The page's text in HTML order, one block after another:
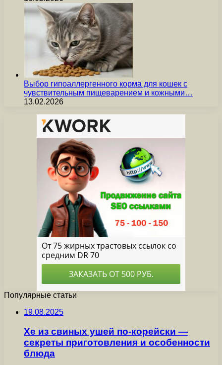
Выбор гипоаллергенного корма для кошек с
чувствительным пищеварением и кожными…
13.02.2026
Популярные статьи
19.08.2025
Хе из свиных ушей по-корейски —
секреты приготовления и особенности
блюда